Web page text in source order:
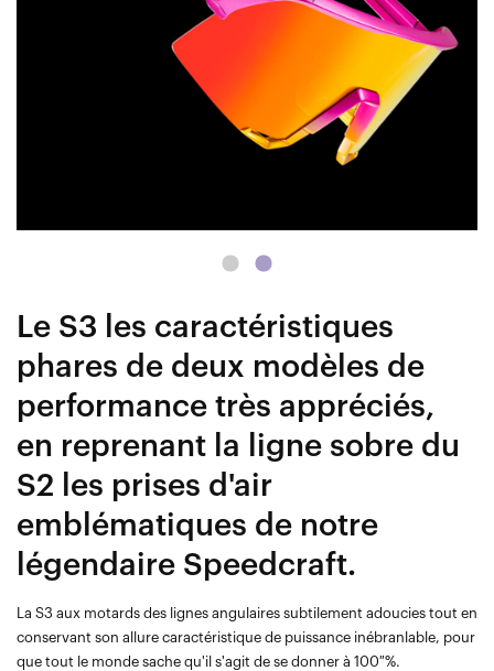
Le S3 les caractéristiques
phares de deux modèles de
performance très appréciés,
en reprenant la ligne sobre du
S2 les prises d'air
emblématiques de notre
légendaire Speedcraft.
La S3 aux motards des lignes angulaires subtilement adoucies tout en
conservant son allure caractéristique de puissance inébranlable, pour
que tout le monde sache qu'il s'agit de se donner à 100 %.